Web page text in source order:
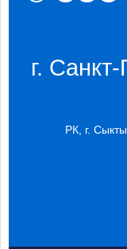
г.
РК, г.